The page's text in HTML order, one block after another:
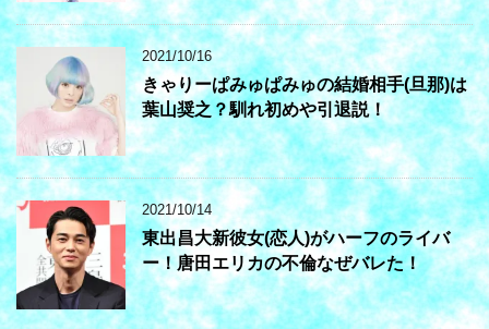
2021/10/16
きゃりーぱみゅぱみゅの結婚相手(旦那)は
葉山奨之？馴れ初めや引退説！
2021/10/14
東出昌大新彼女(恋人)がハーフのライバ
ー！唐田エリカの不倫なぜバレた！